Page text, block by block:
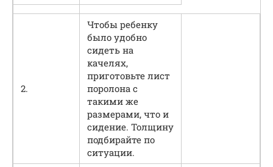
2.
Чтобы ребенку
было удобно
сидеть на
качелях,
приготовьте лист
поролона с
такими же
размерами, что и
сидение. Толщину
подбирайте по
ситуации.